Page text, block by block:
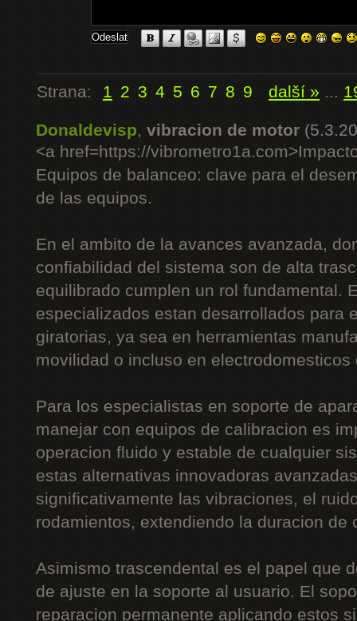
Strana: 1 2 3 4 5 6 7 8 9 další » ...
Donaldevisp, vibracion de motor
<a href=https://
Equipos de balanceo: clave para el
de las equipos.
En el ambito de la avances avanzada,
confiabilidad del sistema son de alta
equilibrado cumplen un rol fundamental.
especializados estan desarrollados para
giratorias, ya sea en herramientas
movilidad o incluso en electrodomesticos
Para los especialistas en soporte de
manejar con equipos de calibracion es
operacion fluido y estable de cualquier
estas alternativas innovadoras
significativamente las vibraciones, el
rodamientos, extendiendo la duracion de
Asimismo trascendental es el papel que
de ajuste en la soporte al usuario. El
reparacion permanente aplicando estos